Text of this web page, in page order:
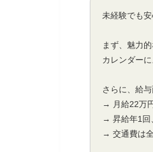
未経験でも
まず、魅力
カレンダーに
さらに、給与
→ 月給22万
→ 昇給年1回
→ 交通費は